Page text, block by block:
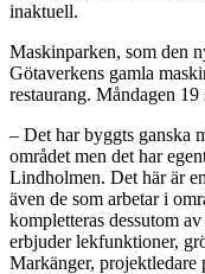
inaktuell.
Maskinparken, som den
Götaverkens gamla
restaurang. Måndagen 19
– Det har byggts ganska
området men det har
Lindholmen. Det här är
även de som arbetar i
kompletteras dessutom
erbjuder lekfunktioner,
Markänger, projektledare